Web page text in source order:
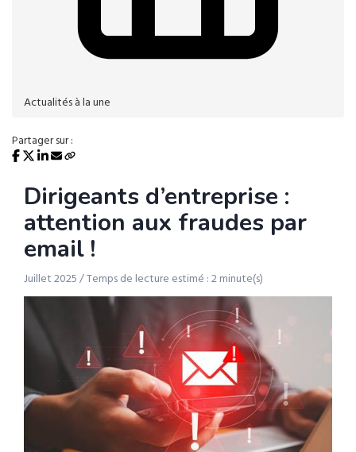
Actualités à la une
Partager sur :
Dirigeants d’entreprise :
attention aux fraudes par
email !
Juillet 2025 / Temps de lecture estimé : 2 minute(s)